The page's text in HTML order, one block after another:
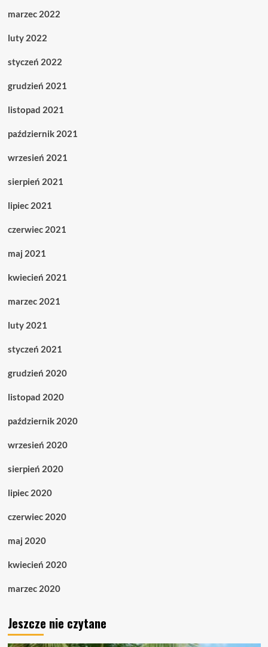
marzec 2022
luty 2022
styczeń 2022
grudzień 2021
listopad 2021
październik 2021
wrzesień 2021
sierpień 2021
lipiec 2021
czerwiec 2021
maj 2021
kwiecień 2021
marzec 2021
luty 2021
styczeń 2021
grudzień 2020
listopad 2020
październik 2020
wrzesień 2020
sierpień 2020
lipiec 2020
czerwiec 2020
maj 2020
kwiecień 2020
marzec 2020
Jeszcze nie czytane